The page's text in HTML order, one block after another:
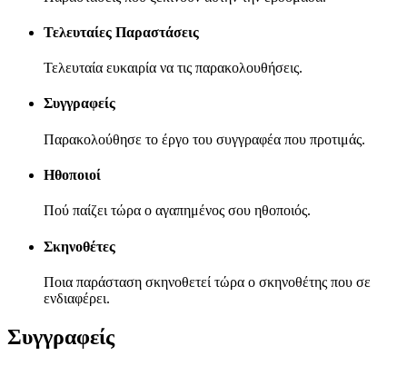
Τελευταίες Παραστάσεις
Τελευταία ευκαιρία να τις παρακολουθήσεις.
Συγγραφείς
Παρακολούθησε το έργο του συγγραφέα που προτιμάς.
Ηθοποιοί
Πού παίζει τώρα ο αγαπημένος σου ηθοποιός.
Σκηνοθέτες
Ποια παράσταση σκηνοθετεί τώρα ο σκηνοθέτης που σε
ενδιαφέρει.
Συγγραφείς